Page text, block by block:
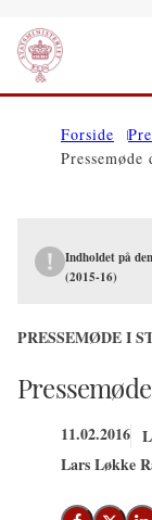
Gå til forsiden
Forside
Indholdet på
(2015-16)
PRESSEMØDE I
11.02.2016
Lars Løkke